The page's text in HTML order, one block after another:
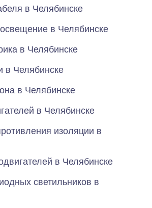
в Челябинске
в Челябинске
в Челябинске
в Челябинске
в Челябинске
в Челябинске
изоляции в
в Челябинске
светильников в